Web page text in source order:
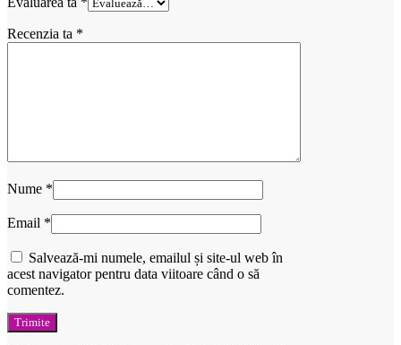
Recenzia ta *
Nume *
Email *
Salvează-mi numele, emailul și site-ul web în
acest navigator pentru data viitoare când o să
comentez.